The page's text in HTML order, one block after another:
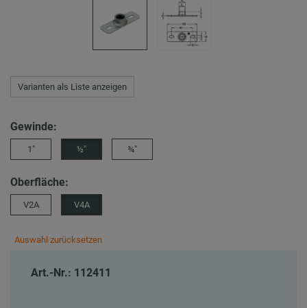
Varianten als Liste anzeigen
Gewinde:
1″ ½″ ¾″
Oberfläche:
V2A V4A
Auswahl zurücksetzen
Art.-Nr.: 112411